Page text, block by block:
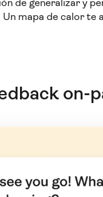
de generalizar y
mapa de calor
on-